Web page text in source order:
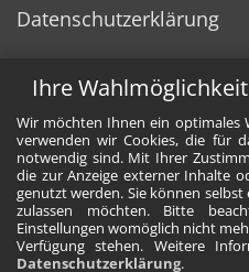
Ihre
Wir möchten Ihnen ein optimales
verwenden wir Cookies, die für
notwendig sind. Mit Ihrer
die zur Anzeige externer Inhalte
genutzt werden. Sie können selbst
zulassen möchten. Bitte
Einstellungen womöglich nicht
Verfügung stehen. Weitere
Datenschutzerklärung.
Datenschutzerklärung